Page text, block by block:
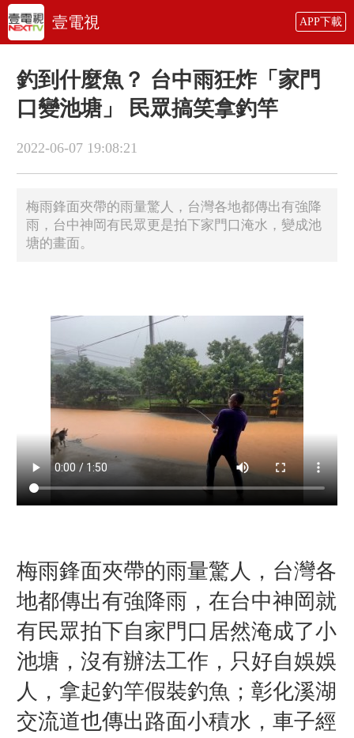
壹電視 APP下載
釣到什麼魚？ 台中雨狂炸「家門
口變池塘」 民眾搞笑拿釣竿
2022-06-07 19:08:21
梅雨鋒面夾帶的雨量驚人，台灣各地都傳出有強降
雨，台中神岡有民眾更是拍下家門口淹水，變成池
塘的畫面。
梅雨鋒面夾帶的雨量驚人，台灣各
地都傳出有強降雨，在台中神岡就
有民眾拍下自家門口居然淹成了小
池塘，沒有辦法工作，只好自娛娛
人，拿起釣竿假裝釣魚；彰化溪湖
交流道也傳出路面小積水，車子經